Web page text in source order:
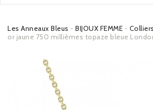
Les Anneaux Bleus BIJOUX FEMME Colliers
or jaune 750 millièmes topaze bleue